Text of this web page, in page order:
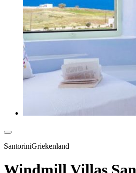
SantoriniGriekenland